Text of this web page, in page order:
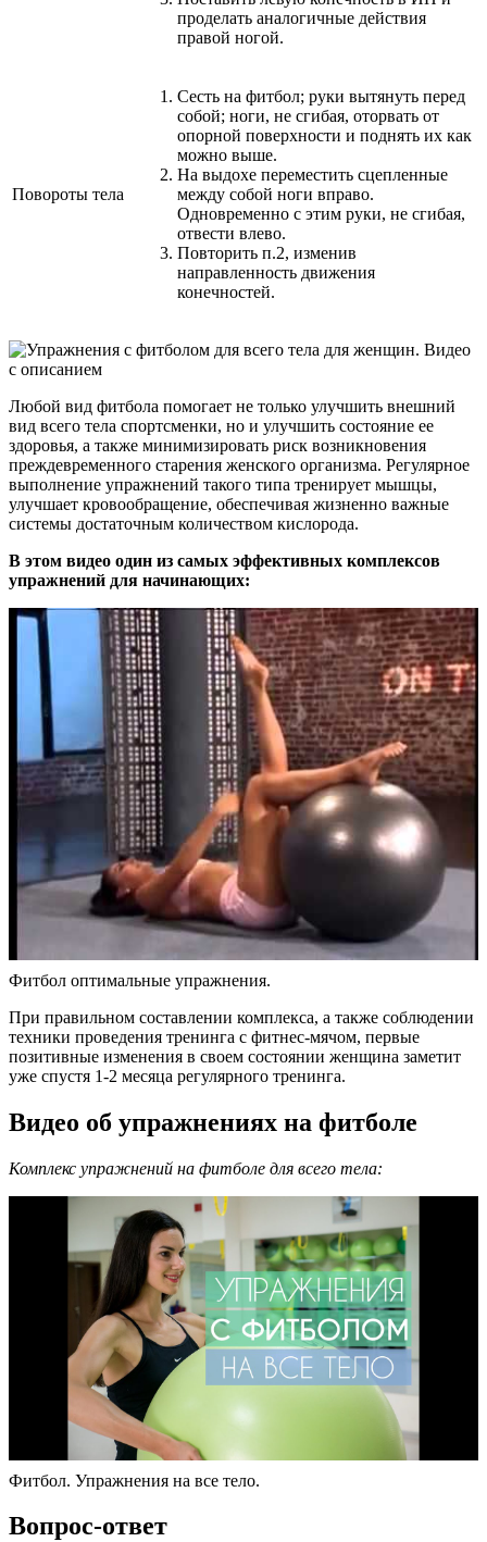
проделать аналогичные действия
правой ногой.
Повороты тела
Сесть на фитбол; руки вытянуть перед
собой; ноги, не сгибая, оторвать от
опорной поверхности и поднять их как
можно выше.
На выдохе переместить сцепленные
между собой ноги вправо.
Одновременно с этим руки, не сгибая,
отвести влево.
Повторить п.2, изменив
направленность движения
конечностей.
Любой вид фитбола помогает не только улучшить внешний
вид всего тела спортсменки, но и улучшить состояние ее
здоровья, а также минимизировать риск возникновения
преждевременного старения женского организма. Регулярное
выполнение упражнений такого типа тренирует мышцы,
улучшает кровообращение, обеспечивая жизненно важные
системы достаточным количеством кислорода.
В этом видео один из самых эффективных комплексов
упражнений для начинающих:
Фитбол оптимальные упражнения.
При правильном составлении комплекса, а также соблюдении
техники проведения тренинга с фитнес-мячом, первые
позитивные изменения в своем состоянии женщина заметит
уже спустя 1-2 месяца регулярного тренинга.
Видео об упражнениях на фитболе
Комплекс упражнений на фитболе для всего тела:
Фитбол. Упражнения на все тело.
Вопрос-ответ